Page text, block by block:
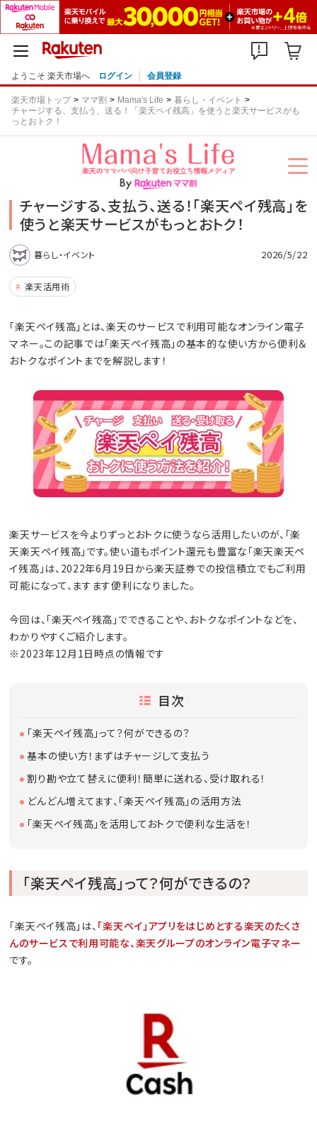
ようこそ 楽天市場へ ログイン 会員登録
楽天市場トップ ママ割 Mama's Life
暮らし・イベント
チャージする、支払う、送る！「楽天ペイ残高」を使うと楽天サービスがも
っとおトク！
チャージする、支払う、送る！「楽天ペイ残高」を
使うと楽天サービスがもっとおトク！
暮らし・イベント 2026/5/22
楽天活用術
「楽天ペイ残高」とは、楽天のサービスで利用可能なオンライン電子
マネー。この記事では「楽天ペイ残高」の基本的な使い方から便利＆
おトクなポイントまでを解説します！
楽天サービスを今よりずっとおトクに使うなら活用したいのが、「楽
天楽天ペイ残高」です。使い道もポイント還元も豊富な「楽天楽天ペ
イ残高」は、2022年6月19日から楽天証券での投信積立でもご利用
可能になって、ますます便利になりました。
今回は、「楽天ペイ残高」でできることや、おトクなポイントなどを、
わかりやすくご紹介します。
※2023年12月1日時点の情報です
目次
「楽天ペイ残高」って？何ができるの？
基本の使い方！まずはチャージして支払う
割り勘や立て替えに便利！簡単に送れる、受け取れる！
どんどん増えてます、「楽天ペイ残高」の活用方法
「楽天ペイ残高」を活用しておトクで便利な生活を！
「楽天ペイ残高」って？何ができるの？
「楽天ペイ残高」は、 「楽天ペイ」アプリをはじめとする楽天のたくさ
んのサービスで利用可能な、楽天グループのオンライン電子マネー
です。